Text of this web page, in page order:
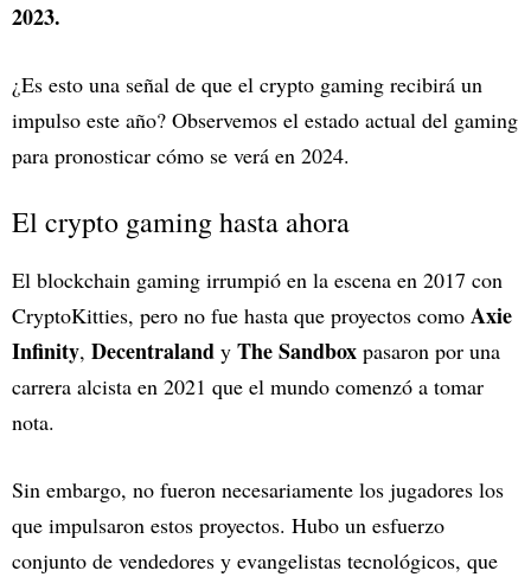
2023.
¿Es esto una señal de que el crypto gaming recibirá un
impulso este año? Observemos el estado actual del gaming
para pronosticar cómo se verá en 2024.
El crypto gaming hasta ahora
El blockchain gaming irrumpió en la escena en 2017 con
CryptoKitties, pero no fue hasta que proyectos como Axie
Infinity, Decentraland y The Sandbox pasaron por una
carrera alcista en 2021 que el mundo comenzó a tomar
nota.
Sin embargo, no fueron necesariamente los jugadores los
que impulsaron estos proyectos. Hubo un esfuerzo
conjunto de vendedores y evangelistas tecnológicos, que